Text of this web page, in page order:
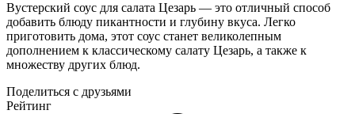
Вустерский соус для салата Цезарь — это отличный способ
добавить блюду пикантности и глубину вкуса. Легко
приготовить дома, этот соус станет великолепным
дополнением к классическому салату Цезарь, а также к
множеству других блюд.
Поделиться с друзьями
Рейтинг